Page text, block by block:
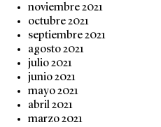
noviembre 2021
octubre 2021
septiembre 2021
agosto 2021
julio 2021
junio 2021
mayo 2021
abril 2021
marzo 2021